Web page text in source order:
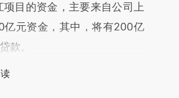
的资金，主要来自公司上
元资金，其中，将有200亿
款。